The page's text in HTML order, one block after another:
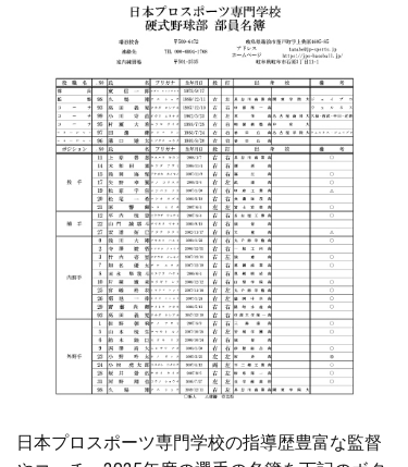
日本プロスポーツ専門学校の指導歴豊富な監督